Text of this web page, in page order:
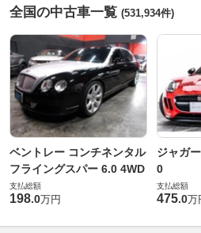
全国の中古車一覧 (531,934件)
ベントレー コンチネンタル
フライングスパー 6.0 4WD
支払総額
198.0万円
ジャガ
0
支払総額
475.0万